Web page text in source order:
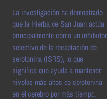
La investigación ha demostrado
que la Hierba de San Juan actúa
principalmente como un inhibidor
selectivo de la recaptación de
serotonina (ISRS), lo que
significa que ayuda a mantener
niveles más altos de serotonina
en el cerebro por más tiempo.